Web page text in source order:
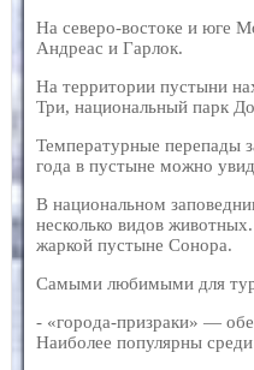
На северо-востоке и юге
Андреас и Гарлок.
На территории пустыни
Три, национальный парк
Температурные перепады
года в пустыне можно
В национальном
несколько видов
жаркой пустыне Сонора.
Самыми любимыми для
- «города-призраки» —
Наиболее популярны